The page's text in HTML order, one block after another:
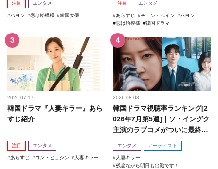
注目 エンタメ
ハヨン 恋は飴模様 韓国女優
注目 エンタメ
あらすじ チョン・ヘイン
ハヨン
恋は飴模様
韓国ドラマ
2026.07.17
韓国ドラマ『人妻キラー』あら
すじ紹介
注目 エンタメ
あらすじ コン・ヒョジン 人妻キラー
2026.08.03
韓国ドラマ視聴率ランキング[2
026年7月第5週]｜ソ・イングク
主演のラブコメがついに最終
回！
エンタメ アーティスト
人妻キラー
残念ながら明日も出勤です！